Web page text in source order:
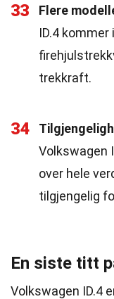
33
Flere
ID.4
trekkraft.
34
Volkswagen
over hele
tilgjengelig
En siste titt
Volkswagen ID.4